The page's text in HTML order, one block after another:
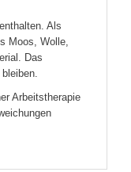
Als
Moos, Wolle,
Das
Arbeitstherapie